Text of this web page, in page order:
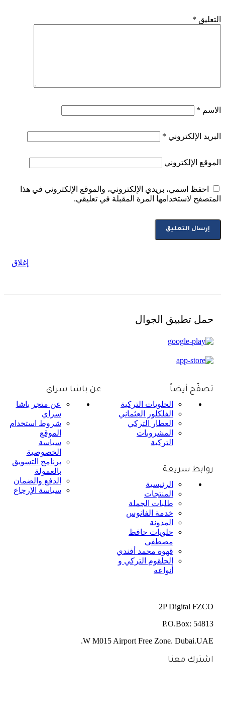
التعليق *
الاسم *
البريد الإلكتروني *
الموقع الإلكتروني
احفظ اسمي، بريدي الإلكتروني، والموقع الإلكتروني في هذا
المتصفح لاستخدامها المرة المقبلة في تعليقي.
إغلاق
حمل تطبيق الجوال
عن باشا سراي
عن متجر باشا
سراي
شروط استخدام
الموقع
سياسة
الخصوصية
برنامج التسويق
بالعمولة
الدفع والضمان
سياسة الإرجاع
تصفّح أيضاً
الحلويات التركية
الفلكلور العثماني
العطار التركي
المشروبات
التركية
روابط سريعة
الرئيسية
المنتجات
طلبات الجملة
خدمة الفانوس
المدونة
حلويات حافظ
مصطفى
قهوة محمد أفندي
الحلقوم التركي و
أنواعه
2P Digital FZCO
P.O.Box: 54813
W M015 Airport Free Zone. Dubai.UAE.
اشترك معنا